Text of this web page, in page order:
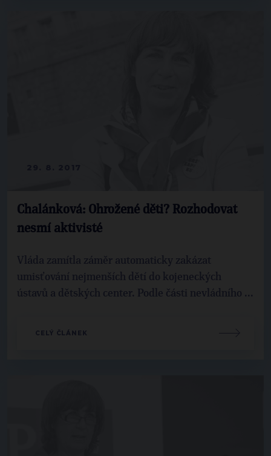
Chalánková: Ohrožené děti? Rozhodovat
nesmí aktivisté
Vláda zamítla záměr automaticky zakázat
umisťování nejmenších dětí do kojeneckých
ústavů a dětských center. Podle části nevládního ...
CELÝ ČLÁNEK